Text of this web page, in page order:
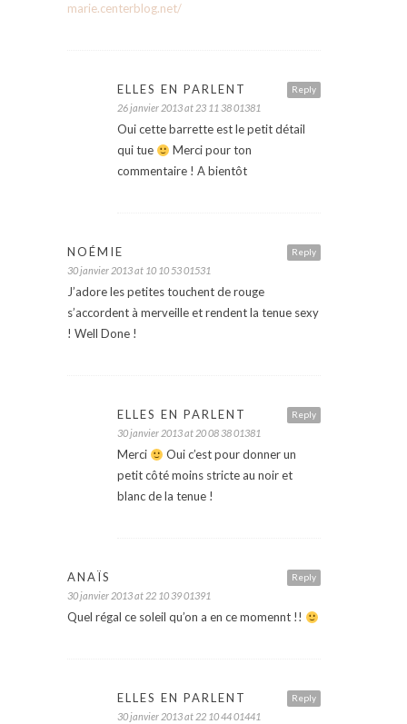
marie.centerblog.net/
Reply
ELLES EN PARLENT
26 janvier 2013 at 23 11 38 01381
Oui cette barrette est le petit détail
qui tue
Merci pour ton
commentaire ! A bientôt
Reply
NOÉMIE
30 janvier 2013 at 10 10 53 01531
J’adore les petites touchent de rouge
s’accordent à merveille et rendent la tenue sexy
! Well Done !
Reply
ELLES EN PARLENT
30 janvier 2013 at 20 08 38 01381
Merci
Oui c’est pour donner un
petit côté moins stricte au noir et
blanc de la tenue !
Reply
ANAÏS
30 janvier 2013 at 22 10 39 01391
Quel régal ce soleil qu’on a en ce momennt !!
Reply
ELLES EN PARLENT
30 janvier 2013 at 22 10 44 01441